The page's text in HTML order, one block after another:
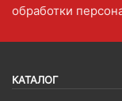
обработки
КАТАЛОГ